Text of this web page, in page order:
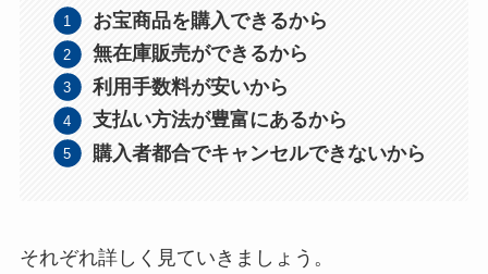
お宝商品を購入できるから
無在庫販売ができるから
利用手数料が安いから
支払い方法が豊富にあるから
購入者都合でキャンセルできないから
それぞれ詳しく見ていきましょう。